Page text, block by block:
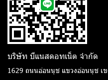
บริษัท บีแนสดอทเน็ต จํากัด
1629 ถนนอ่อนนุช แขวงอ่อนนุช เ